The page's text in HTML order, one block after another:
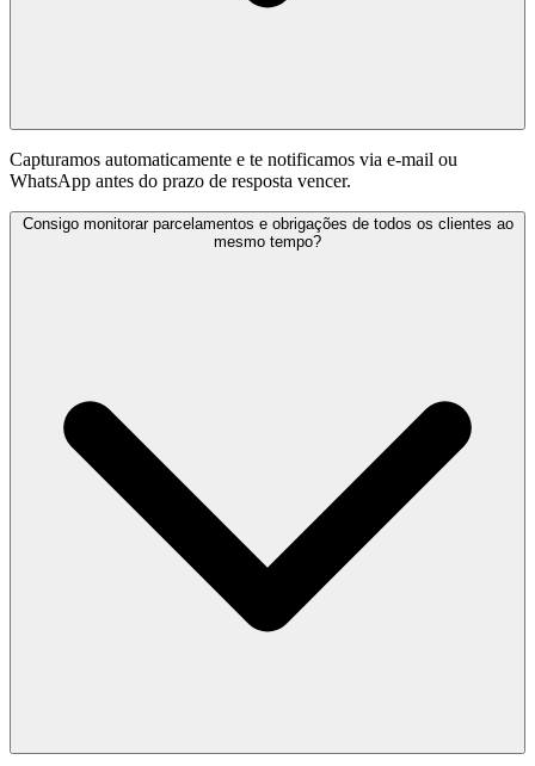
Capturamos automaticamente e te notificamos via e-mail ou
WhatsApp antes do prazo de resposta vencer.
Consigo monitorar parcelamentos e obrigações de todos os clientes ao
mesmo tempo?